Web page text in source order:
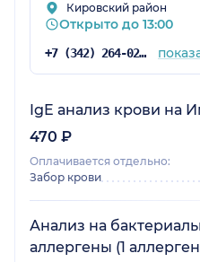
Кировский район
Открыто до 13:00
+7 (342) 264-02-09
IgE анализ крови на
470 ₽
Оплачивается отдельно:
Забор крови
Анализ на
аллергены (1